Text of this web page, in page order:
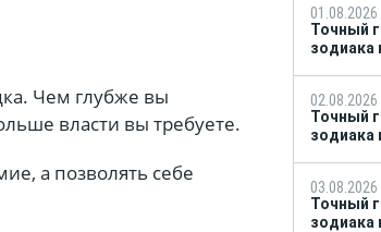
Чем глубже вы
власти вы требуете.
а позволять себе
01.08.2026
Точный
зодиака
02.08.2026
Точный
зодиака
03.08.2026
Точный
зодиака